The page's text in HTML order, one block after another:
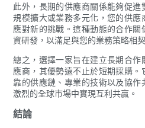
此外，長期的供應商關係能夠促
規模擴大或業務多元化，您的供
應對新的挑戰。這種動態的合作
資研發，以滿足與您的業務策略相
總之，選擇一家旨在建立長期合
應商，其優勢遠不止於短期採購
靠的供應鏈、專業的技術以及協
激烈的全球市場中實現互利共贏。
結論